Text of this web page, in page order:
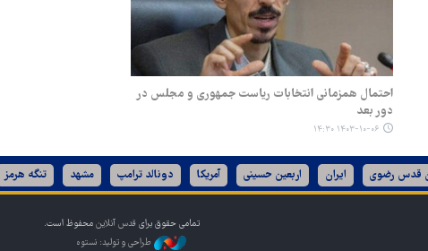
احتمال همزمانی انتخابات ریاست جمهوری و مجلس در
دور بعد
۱۴۰۳-۱۰-۰۶ ۱۴:۳۰
قدس رضوی ایران اربعین حسینی آمریکا دونالد ترامپ مشهد تنگه هرمز
تمامی حقوق برای قدس آنلاین محفوظ است.
طراحی و تولید: نستوه